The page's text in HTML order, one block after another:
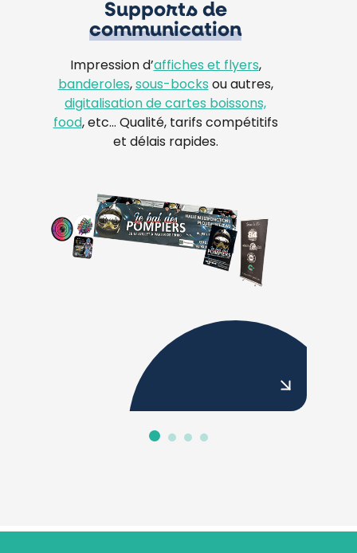
Supports de
communication
Impression d’affiches et flyers,
banderoles, sous-bocks ou autres,
digitalisation de cartes boissons,
food, etc… Qualité, tarifs compétitifs
et délais rapides.